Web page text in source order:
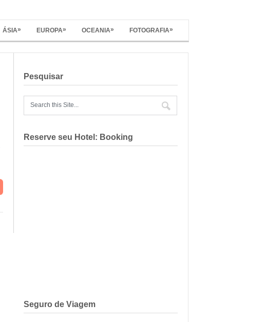
ÁSIA» EUROPA» OCEANIA» FOTOGRAFIA»
Pesquisar
Reserve seu Hotel: Booking
Seguro de Viagem